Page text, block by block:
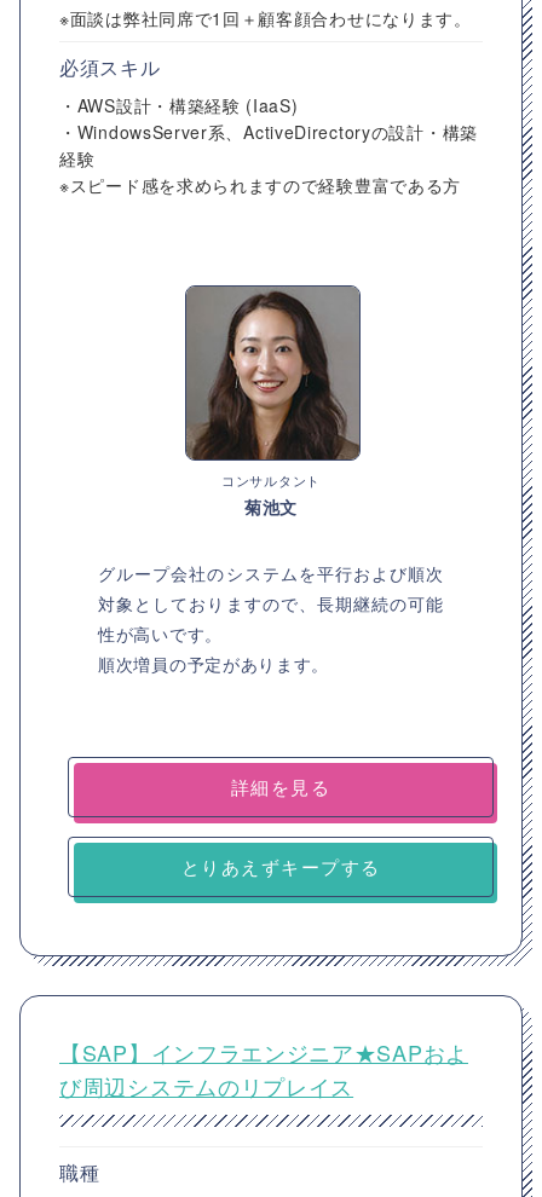
※面談は弊社同席で1回＋顧客顔合わせになります。
必須スキル
・AWS設計・構築経験 (IaaS)
・WindowsServer系、ActiveDirectoryの設計・構築
経験
※スピード感を求められますので経験豊富である方
コンサルタント
菊池文
グループ会社のシステムを平行および順次
対象としておりますので、長期継続の可能
性が高いです。
順次増員の予定があります。
詳細を見る
とりあえずキープする
【SAP】インフラエンジニア★SAPおよ
び周辺システムのリプレイス
職種